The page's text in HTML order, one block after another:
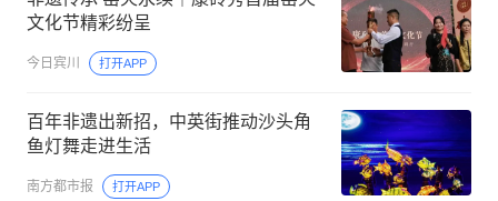
文化节精彩纷呈
今日宾川 打开APP
百年非遗出新招，中英街推动沙头角
鱼灯舞走进生活
南方都市报 打开APP